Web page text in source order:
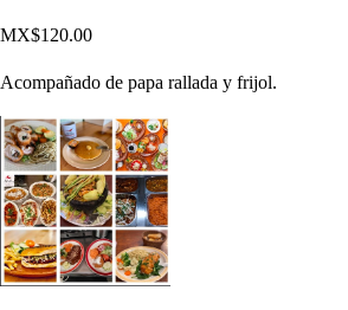
MX$120.00
Acompañado de papa rallada y frijol.